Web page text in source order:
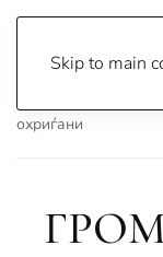
Skip to main
охриѓани
ГРОМ